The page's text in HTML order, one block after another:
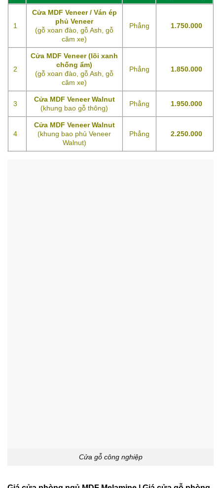
1
Cửa MDF Veneer / Ván ép
phủ Veneer
(gỗ xoan đào, gỗ Ash, gỗ
căm xe)
Phẳng 1.750.000
2
Cửa MDF Veneer (lõi xanh
chống ẩm)
(gỗ xoan đào, gỗ Ash, gỗ
căm xe)
Phẳng 1.850.000
3
Cửa MDF Veneer Walnut
(khung bao gỗ thông)
Phẳng 1.950.000
4
Cửa MDF Veneer Walnut
(khung bao phủ Veneer
Walnut)
Phẳng 2.250.000
Cửa gỗ công nghiệp